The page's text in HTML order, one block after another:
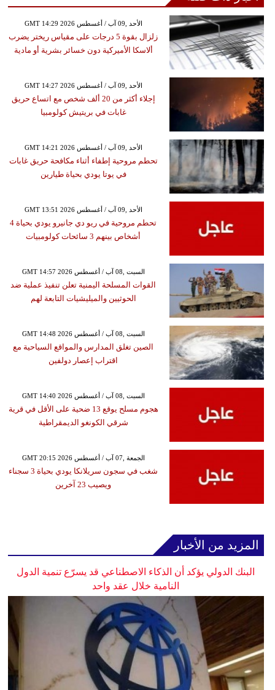
GMT 14:29 2026 الأحد ,09 آب / أغسطس
زلزال بقوة 5 درجات على مقياس ريختر يضرب
ألاسكا الأميركية دون خسائر بشرية أو مادية
GMT 14:27 2026 الأحد ,09 آب / أغسطس
إجلاء أكثر من 20 ألف شخص مع اتساع حريق
غابات في بريتيش كولومبيا
GMT 14:21 2026 الأحد ,09 آب / أغسطس
تحطم مروحية إطفاء أثناء مكافحة حريق غابات
في يوتا يودي بحياة طيارين
GMT 13:51 2026 الأحد ,09 آب / أغسطس
تحطم مروحية في ريو دي جانيرو يودي بحياة 4
أشخاص بينهم 3 سائحات كولومبيات
GMT 14:57 2026 السبت ,08 آب / أغسطس
القوات المسلحة اليمنية تعلن تنفيذ عملية ضد
الحوثيين والميليشيات التابعة لهم
GMT 14:48 2026 السبت ,08 آب / أغسطس
الصين تغلق المدارس والمواقع السياحية مع
اقتراب إعصار دولفين
GMT 14:40 2026 السبت ,08 آب / أغسطس
هجوم مسلح يوقع 13 ضحية على الأقل في قرية
شرقي الكونغو الديمقراطية
GMT 20:15 2026 الجمعة ,07 آب / أغسطس
شغب في سجون سريلانكا يودي بحياة 3 سجناء
ويصيب 23 آخرين
المزيد من الأخبار
البنك الدولي يؤكد أن الذكاء الاصطناعي قد يسرّع تنمية الدول
النامية خلال عقد واحد